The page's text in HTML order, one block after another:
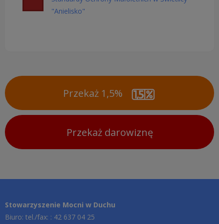
"Anielisko"
Przekaż 1,5%
Przekaż darowiznę
Stowarzyszenie Mocni w Duchu
Biuro: tel./fax: : 42 637 04 25